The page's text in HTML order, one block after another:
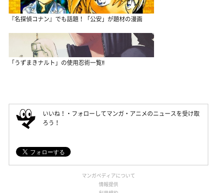
『名探偵コナン』でも話題！「公安」が題材の漫画
「うずまきナルト」の使用忍術一覧‼
いいね！・フォローしてマンガ・アニメのニュースを受け取
ろう！
マンガペディアについて
情報提供